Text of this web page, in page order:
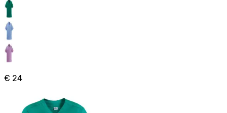
€ 24